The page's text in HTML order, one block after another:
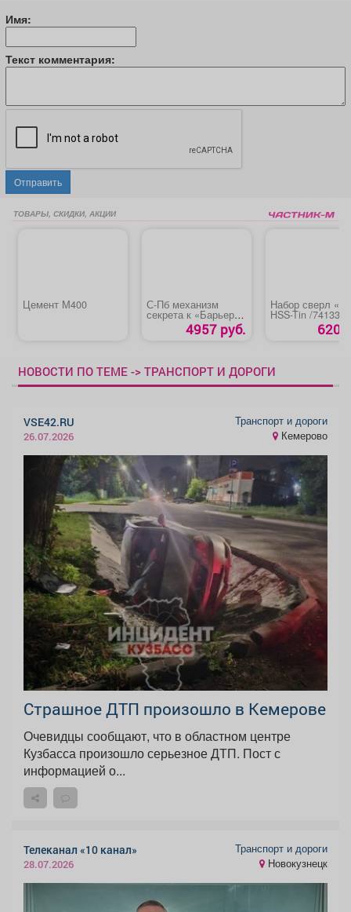
Имя:
Текст комментария:
Отправить
ТОВАРЫ, СКИДКИ, АКЦИИ
Цемент М400 С-Пб механизм
секрета к «Барьер
2М, 3М» 4957 руб.
Набор сверл
HSS-Tin /74133»
620
НОВОСТИ ПО ТЕМЕ -> ТРАНСПОРТ И ДОРОГИ
VSE42.RU
26.07.2026
Транспорт и дороги
Кемерово
Страшное ДТП произошло в Кемерове
Очевидцы сообщают, что в областном центре
Кузбасса произошло серьезное ДТП. Пост с
информацией о...
Телеканал «10 канал»
28.07.2026
Транспорт и дороги
Новокузнецк